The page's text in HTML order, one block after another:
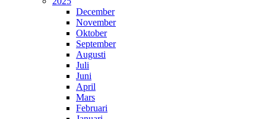
December
November
Oktober
September
Augusti
Juli
Juni
April
Mars
Februari